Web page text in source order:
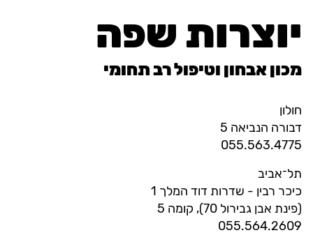
יוצרות שפה
מכון אבחון וטיפול רב תחומי
חולון
דבורה הנביאה 5
055.563.4775
תל־אביב
כיכר רבין - שדרות דוד המלך 1
(פינת אבן גבירול 70), קומה 5
055.564.2609